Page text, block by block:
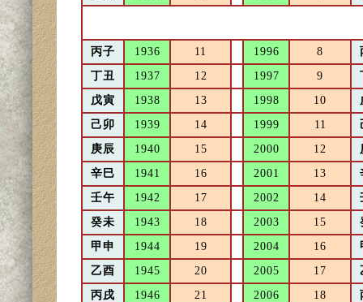
丙子 1936 11 1996 8
丁丑
1937 12 1997 9
戊寅
1938 13 1998 10
己卯
1939 14 1999 11
庚辰
1940 15 2000 12
辛巳
1941 16 2001 13
壬午
1942 17 2002 14
癸未
1943 18 2003 15
甲申
1944 19 2004 16
乙酉
1945 20 2005 17
丙戌
1946 21 2006 18